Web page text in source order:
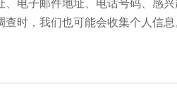
电子邮件地址、电话号码、感
时，我们也可能会收集个人信